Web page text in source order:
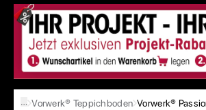
… Vorwerk® Teppichboden Vorwerk®